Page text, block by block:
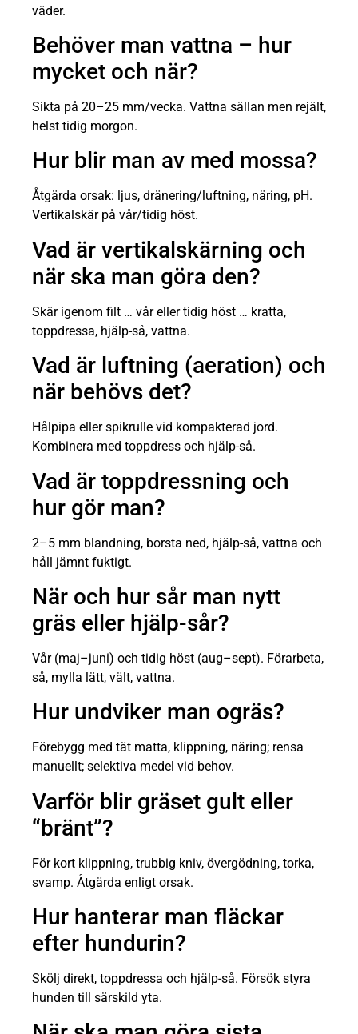
väder.
Behöver man vattna – hur
mycket och när?
Sikta på 20–25 mm/vecka. Vattna sällan men rejält,
helst tidig morgon.
Hur blir man av med mossa?
Åtgärda orsak: ljus, dränering/luftning, näring, pH.
Vertikalskär på vår/tidig höst.
Vad är vertikalskärning och
när ska man göra den?
Skär igenom filt … vår eller tidig höst … kratta,
toppdressa, hjälp-så, vattna.
Vad är luftning (aeration) och
när behövs det?
Hålpipa eller spikrulle vid kompakterad jord.
Kombinera med toppdress och hjälp-så.
Vad är toppdressning och
hur gör man?
2–5 mm blandning, borsta ned, hjälp-så, vattna och
håll jämnt fuktigt.
När och hur sår man nytt
gräs eller hjälp-sår?
Vår (maj–juni) och tidig höst (aug–sept). Förarbeta,
så, mylla lätt, vält, vattna.
Hur undviker man ogräs?
Förebygg med tät matta, klippning, näring; rensa
manuellt; selektiva medel vid behov.
Varför blir gräset gult eller
“bränt”?
För kort klippning, trubbig kniv, övergödning, torka,
svamp. Åtgärda enligt orsak.
Hur hanterar man fläckar
efter hundurin?
Skölj direkt, toppdressa och hjälp-så. Försök styra
hunden till särskild yta.